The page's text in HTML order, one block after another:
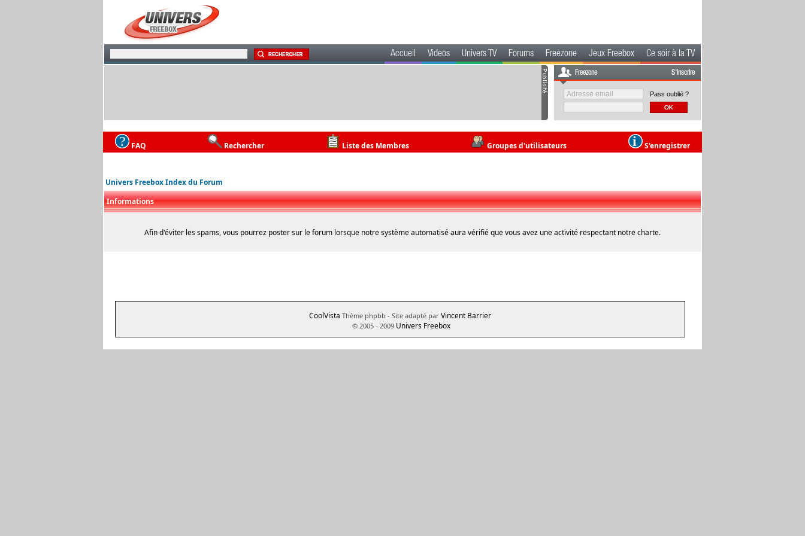
Accueil Videos Univers TV Forums Freezone Jeux Freebox Ce soir à la TV
Freezone S'inscrire
Pass oublié ?
FAQ Rechercher Liste des Membres Groupes d'utilisateurs S'enregistrer
Univers Freebox Index du Forum
Informations
Afin d'éviter les spams, vous pourrez poster sur le forum lorsque notre système automatisé aura vérifié que vous avez une activité respectant notre charte.
CoolVista Thème phpbb - Site adapté par Vincent Barrier
© 2005 - 2009 Univers Freebox